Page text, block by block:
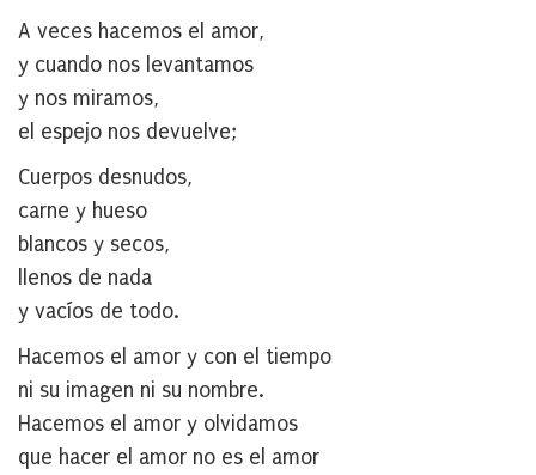
A veces hacemos el amor,
y cuando nos levantamos
y nos miramos,
el espejo nos devuelve;
Cuerpos desnudos,
carne y hueso
blancos y secos,
llenos de nada
y vacíos de todo.
Hacemos el amor y con el tiempo
ni su imagen ni su nombre.
Hacemos el amor y olvidamos
que hacer el amor no es el amor